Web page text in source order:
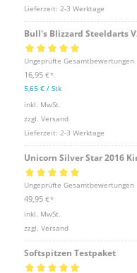
Lieferzeit: 2-3 Werktage
Bull's Blizzard Steeldarts
Bewertet mit
5.00von 5
Ungeprüfte Gesamtbewertungen
16,95 €*
5,65 €/ Stk
inkl. MwSt.
zzgl. Versand
Lieferzeit: 2-3 Werktage
Unicorn Silver Star 2016
Bewertet mit
5.00von 5
Ungeprüfte Gesamtbewertungen
49,95 €*
inkl. MwSt.
zzgl. Versand
Softspitzen Testpaket